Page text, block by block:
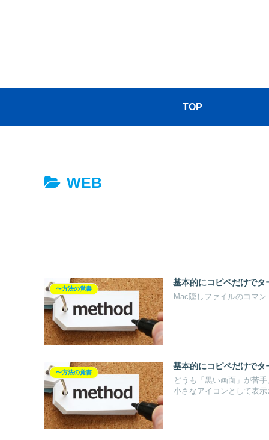
TOP
WEB
〜方法の覚書
基本的にコピペだけで
Mac隠しファイルのコマ
〜方法の覚書
基本的にコピペだけで
どうも「黒い画面」が苦
小さなアイコンとして表